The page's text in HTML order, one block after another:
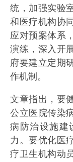
统，加强实验
和医疗机构协
应对预案体系
演练，深入开
府要建立定期
作机制。
文章指出，要
公立医院传染
病防治设施建
力。要优化医
疗卫生机构动